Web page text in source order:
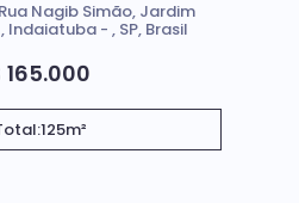
165.000
Rua Nagib Simão, Jardim
, Indaiatuba , SP, Brasil
125m²